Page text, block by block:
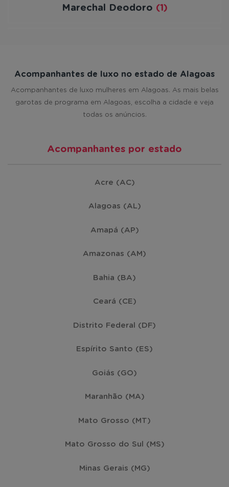
Marechal Deodoro (1)
São Luís do Quitunde(1)
São Miguel dos Campos (1)
Acompanhantes de luxo no estado de Alagoas
Acompanhantes de luxo mulheres em Alagoas. As mais belas
garotas de programa em Alagoas, escolha a cidade e veja
todas os anúncios.
Acompanhantes por estado
Acre (AC)
Alagoas (AL)
Amapá (AP)
Amazonas (AM)
Bahia (BA)
Ceará (CE)
Distrito Federal (DF)
Espírito Santo (ES)
Goiás (GO)
Maranhão (MA)
Mato Grosso (MT)
Mato Grosso do Sul (MS)
Minas Gerais (MG)